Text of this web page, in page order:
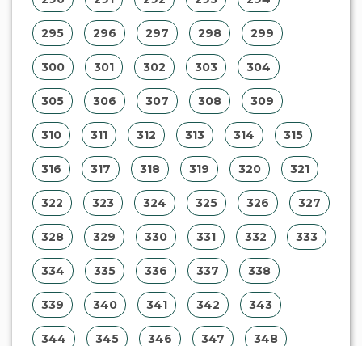
334 335 336 337 338
339 340 341 342 343
344 345 346 347 348
349 350 351 352 353 354
355 356 357 358 359
360 361 362 363 364
365 366 367 368 369
370 371 372 373 374
375 376 377 378 379
380 381 382 383 384